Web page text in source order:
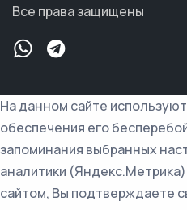
Все права защищены
На данном сайте
обеспечения его
запоминания выбранных
аналитики
сайтом, Вы подтверждаете